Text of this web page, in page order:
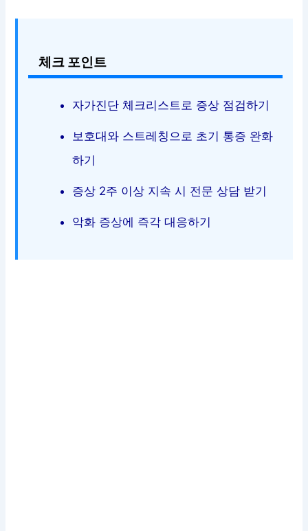
체크 포인트
자가진단 체크리스트로 증상 점검하기
보호대와 스트레칭으로 초기 통증 완화
하기
증상 2주 이상 지속 시 전문 상담 받기
악화 증상에 즉각 대응하기